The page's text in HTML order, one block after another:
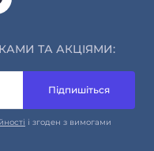
ТА АКЦІЯМИ:
Підпишіться
і згоден з вимогами